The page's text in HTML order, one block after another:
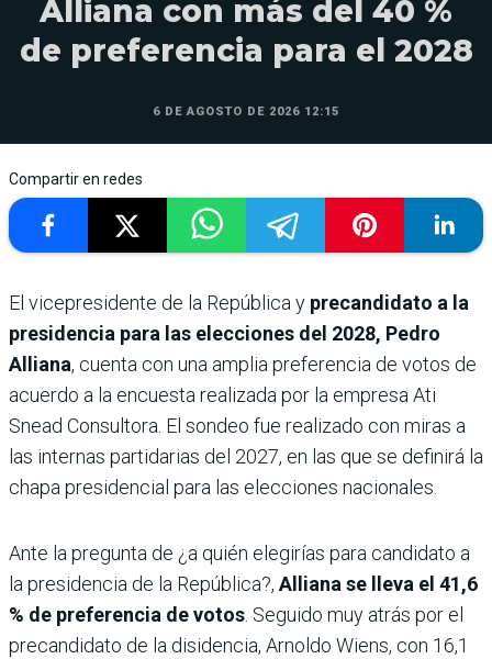
Alliana con más del 40 %
de preferencia para el 2028
6 DE AGOSTO DE 2026 12:15
Compartir en redes
El vicepresidente de la República y precandidato a la
presidencia para las elecciones del 2028, Pedro
Alliana, cuenta con una amplia preferencia de votos de
acuerdo a la encuesta realizada por la empresa Ati
Snead Consultora. El sondeo fue realizado con miras a
las internas partidarias del 2027, en las que se definirá la
chapa presidencial para las elecciones nacionales.
Ante la pregunta de ¿a quién elegirías para candidato a
la presidencia de la República?, Alliana se lleva el 41,6
% de preferencia de votos. Seguido muy atrás por el
precandidato de la disidencia, Arnoldo Wiens, con 16,1